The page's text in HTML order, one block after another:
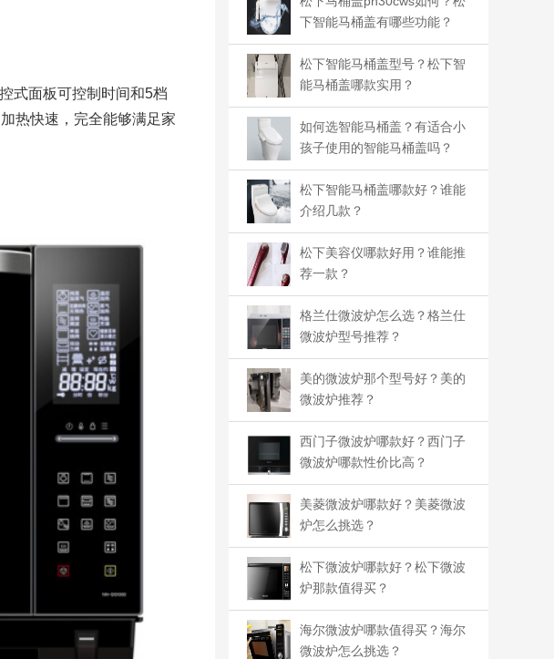
式面板可控制时间和5档
热快速，完全能够满足家
下智能马桶盖有哪些功能？
松下智能马桶盖型号？松下智
能马桶盖哪款实用？
如何选智能马桶盖？有适合小
孩子使用的智能马桶盖吗？
松下智能马桶盖哪款好？谁能
介绍几款？
松下美容仪哪款好用？谁能推
荐一款？
格兰仕微波炉怎么选？格兰仕
微波炉型号推荐？
美的微波炉那个型号好？美的
微波炉推荐？
西门子微波炉哪款好？西门子
微波炉哪款性价比高？​
美菱微波炉哪款好？美菱微波
炉怎么挑选？
松下微波炉哪款好？松下微波
炉那款值得买？
海尔微波炉哪款值得买？海尔
微波炉怎么挑选？